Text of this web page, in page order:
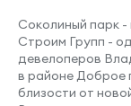
Соколиный парк
Строим Групп -
девелоперов
в районе Доброе
близости от